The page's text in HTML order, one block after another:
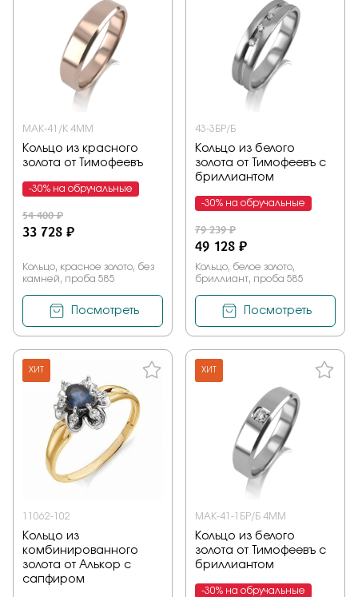
МАК-41/К 4ММ
Кольцо из красного
золота от Тимофеевъ
-30% на обручальные
54 400 ₽
33 728 ₽
Кольцо, красное золото, без
камней, проба 585
Посмотреть
43-3БР/Б
Кольцо из белого
золота от Тимофеевъ с
бриллиантом
-30% на обручальные
79 239 ₽
49 128 ₽
Кольцо, белое золото,
бриллиант, проба 585
Посмотреть
ХИТ
11062-102
Кольцо из
комбинированного
золота от Алькор с
сапфиром
ХИТ
МАК-41-1БР/Б 4ММ
Кольцо из белого
золота от Тимофеевъ с
бриллиантом
-30% на обручальные